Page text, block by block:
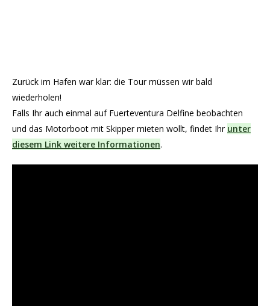
Zurück im Hafen war klar: die Tour müssen wir bald
wiederholen!
Falls Ihr auch einmal auf Fuerteventura Delfine beobachten
und das Motorboot mit Skipper mieten wollt, findet Ihr unter
diesem Link weitere Informationen.